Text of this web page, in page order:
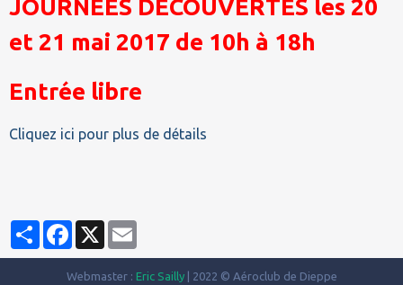
JOURNEES DECOUVERTES les 20
et 21 mai 2017 de 10h à 18h
Entrée libre
Cliquez ici pour plus de détails
PartagerFacebook
X
Webmaster : Eric Sailly| 2022 © Aéroclub de Dieppe